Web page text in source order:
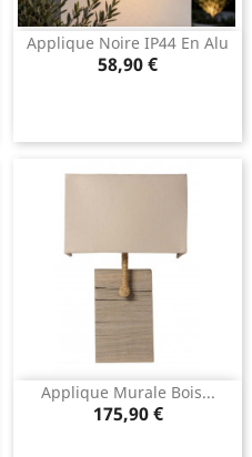
Applique Noire IP44 En Alu
Prix
58,90 €
Applique Murale Bois...
Prix
175,90 €